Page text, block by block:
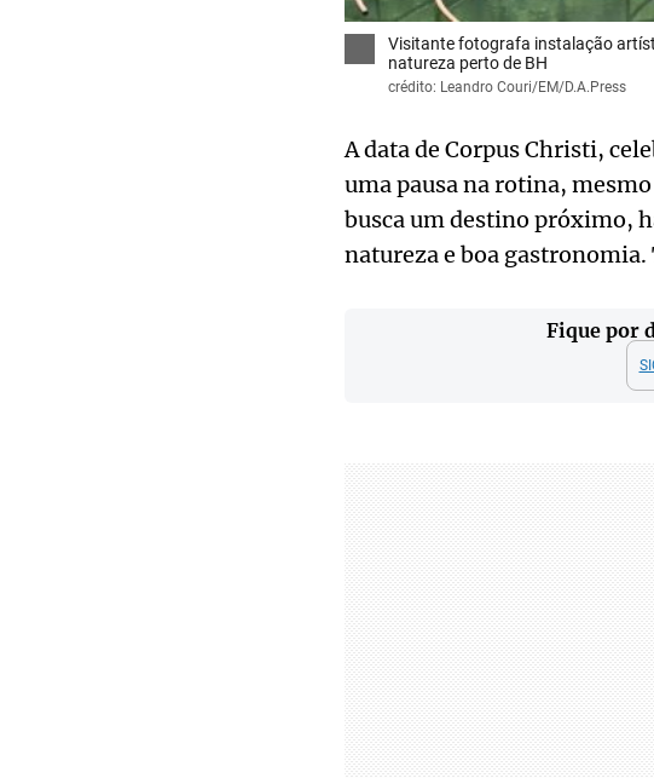
Visitante fotografa instalação
natureza perto de BH
crédito: Leandro Couri/EM/D.A.Press
A data de Corpus Christi,
uma pausa na rotina,
busca um destino próximo,
natureza e boa gastronomia.
Fique por